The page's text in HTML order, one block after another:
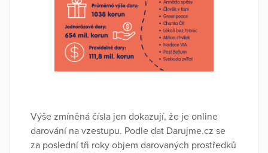
Výše zmíněná čísla jen dokazují, že je online
darování na vzestupu. Podle dat Darujme.cz se
za poslední tři roky objem darovaných prostředků